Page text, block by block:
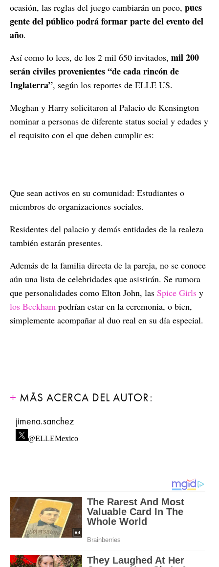
ocasión, las reglas del juego cambiarán un poco, pues
gente del público podrá formar parte del evento del
año.
Así como lo lees, de los 2 mil 650 invitados, mil 200
serán civiles provenientes “de cada rincón de
Inglaterra”, según los reportes de ELLE US.
Meghan y Harry solicitaron al Palacio de Kensington
nominar a personas de diferente status social y edades y
el requisito con el que deben cumplir es:
Que sean activos en su comunidad: Estudiantes o
miembros de organizaciones sociales.
Residentes del palacio y demás entidades de la realeza
también estarán presentes.
Además de la familia directa de la pareja, no se conoce
aún una lista de celebridades que asistirán. Se rumora
que personalidades como Elton John, las Spice Girls y
los Beckham podrían estar en la ceremonia, o bien,
simplemente acompañar al duo real en su día especial.
MÁS ACERCA DEL AUTOR:
jimena.sanchez
@ELLEMexico